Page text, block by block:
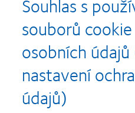
souborů
osobních
nastavení
údajů)